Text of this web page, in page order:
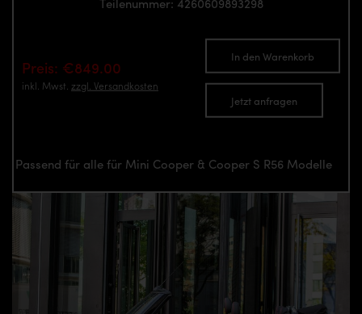
Preis: €849.00
inkl. Mwst. zzgl. Versandkosten
In den Warenkorb
Jetzt anfragen
Passend für alle für Mini Cooper & Cooper S R56 Modelle